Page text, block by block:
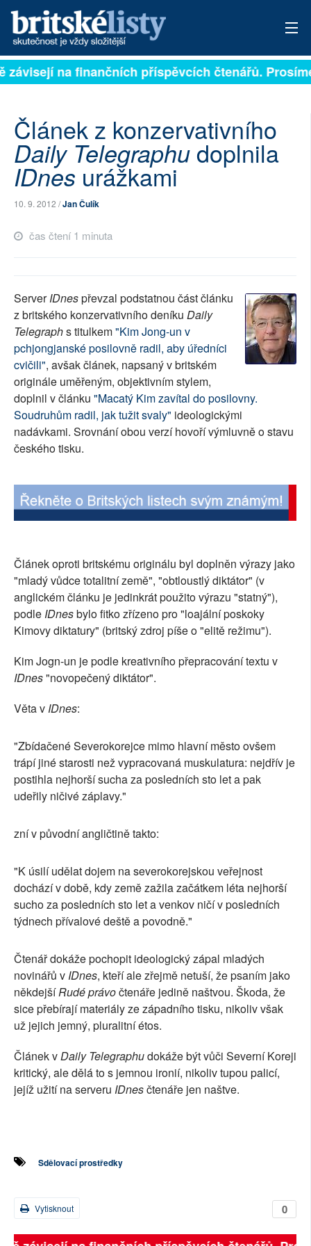
PŘIHLÁSIT
ARCHIV
ROZHOVORY
TÉMATA
NEJČTENĚJŠÍ ZA 7 DNÍ
PŘÍSPĚVKY NA PROVOZ
SOCIÁLNÍ SÍTĚ
RUBRIKY
PLNÁ VERZE STRÁNEK
na finančních příspěvcích čtenářů.
Článek z konzervativního
Daily Telegraphudoplnila
IDnes urážkami
10. 9. 2012 /Jan Čulík
čas čtení 1 minuta
ServerIDnespřevzal podstatnou část článku
z britského konzervativního deníku Daily
Telegraphs titulkem"Kim Jong-un v
pchjongjanské posilovně radil, aby úředníci
cvičili", avšak článek, napsaný v britském
originále uměřeným, objektivním stylem,
doplnil v článku "Macatý Kim zavítal do posilovny.
Soudruhům radil, jak tužit svaly" ideologickými
nadávkami. Srovnání obou verzí hovoří výmluvně o stavu
českého tisku.
Článek oproti britskému originálu byl doplněn výrazy jako
"mladý vůdce totalitní země", "obtloustlý diktátor" (v
anglickém článku je jedinkrát použito výrazu "statný"),
podle IDnesbylo fitko zřízeno pro "loajální poskoky
Kimovy diktatury" (britský zdroj píše o "elitě režimu").
Kim Jogn-un je podle kreativního přepracování textu v
IDnes"novopečený diktátor".
Věta v IDnes:
"Zbídačené Severokorejce mimo hlavní město ovšem
trápí jiné starosti než vypracovaná muskulatura: nejdřív je
postihla nejhorší sucha za posledních sto let a pak
udeřily ničivé záplavy."
zní v původní angličtině takto:
"K úsilí udělat dojem na severokorejskou veřejnost
dochází v době, kdy země zažila začátkem léta nejhorší
sucho za posledních sto let a venkov ničí v posledních
týdnech přívalové deště a povodně."
Čtenář dokáže pochopit ideologický zápal mladých
novinářů v IDnes, kteří ale zřejmě netuší, že psaním jako
někdejšíRudé právočtenáře jedině naštvou. Škoda, že
sice přebírají materiály ze západního tisku, nikoliv však
už jejich jemný, pluralitní étos.
Článek vDaily Telegraphudokáže být vůči Severní Koreji
kritický, ale dělá to s jemnou ironií, nikoliv tupou palicí,
jejíž užití na serveru IDnesčtenáře jen naštve.
Sdělovací prostředky
0
Vytisknout